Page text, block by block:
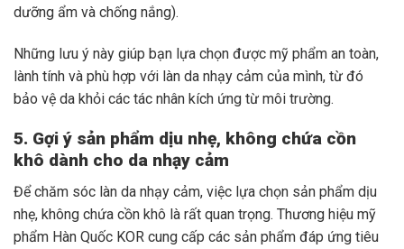
dưỡng ẩm và chống nắng).
Những lưu ý này giúp bạn lựa chọn được mỹ phẩm an toàn,
lành tính và phù hợp với làn da nhạy cảm của mình, từ đó
bảo vệ da khỏi các tác nhân kích ứng từ môi trường.
5. Gợi ý sản phẩm dịu nhẹ, không chứa cồn
khô dành cho da nhạy cảm
Để chăm sóc làn da nhạy cảm, việc lựa chọn sản phẩm dịu
nhẹ, không chứa cồn khô là rất quan trọng. Thương hiệu mỹ
phẩm Hàn Quốc KOR cung cấp các sản phẩm đáp ứng tiêu